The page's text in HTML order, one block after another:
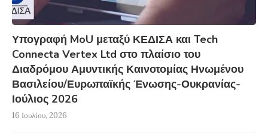
Υπογραφή MoU μεταξύ ΚΕΔΙΣΑ και Tech
Connecta Vertex Ltd στο πλαίσιο του
Διαδρόμου Αμυντικής Καινοτομίας Ηνωμένου
Βασιλείου/Ευρωπαϊκής Ένωσης-Ουκρανίας-
Ιούλιος 2026
16 Ιουλίου, 2026